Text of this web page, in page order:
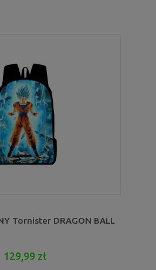
Tornister DRAGON BALL
129,99 zł